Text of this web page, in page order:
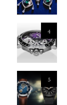
4
5